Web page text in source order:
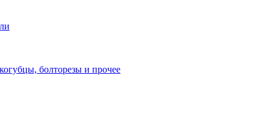
болторезы и прочее